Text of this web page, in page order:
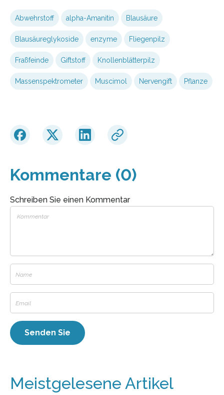
Abwehrstoff alpha-Amanitin Blausäure
Blausäureglykoside enzyme Fliegenpilz
Fraßfeinde Giftstoff Knollenblätterpilz
Massenspektrometer Muscimol Nervengift Pflanze
Kommentare (0)
Schreiben Sie einen Kommentar
Meistgelesene Artikel